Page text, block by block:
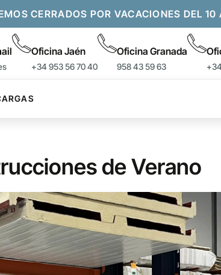
CERRADOS POR VACACIONES DEL 10
Oficina Jaén
+34 953 56 70 40
Oficina Granada
958 43 59 63
de Verano